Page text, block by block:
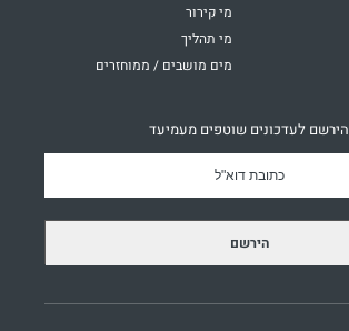
מי קירור
מי תהליך
מים מושבים / ממוחזרים
הירשם לעדכונים שוטפים מעמיעד